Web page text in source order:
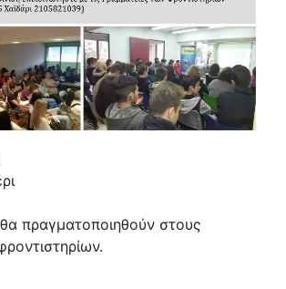
πραγματοποιηθούν στους